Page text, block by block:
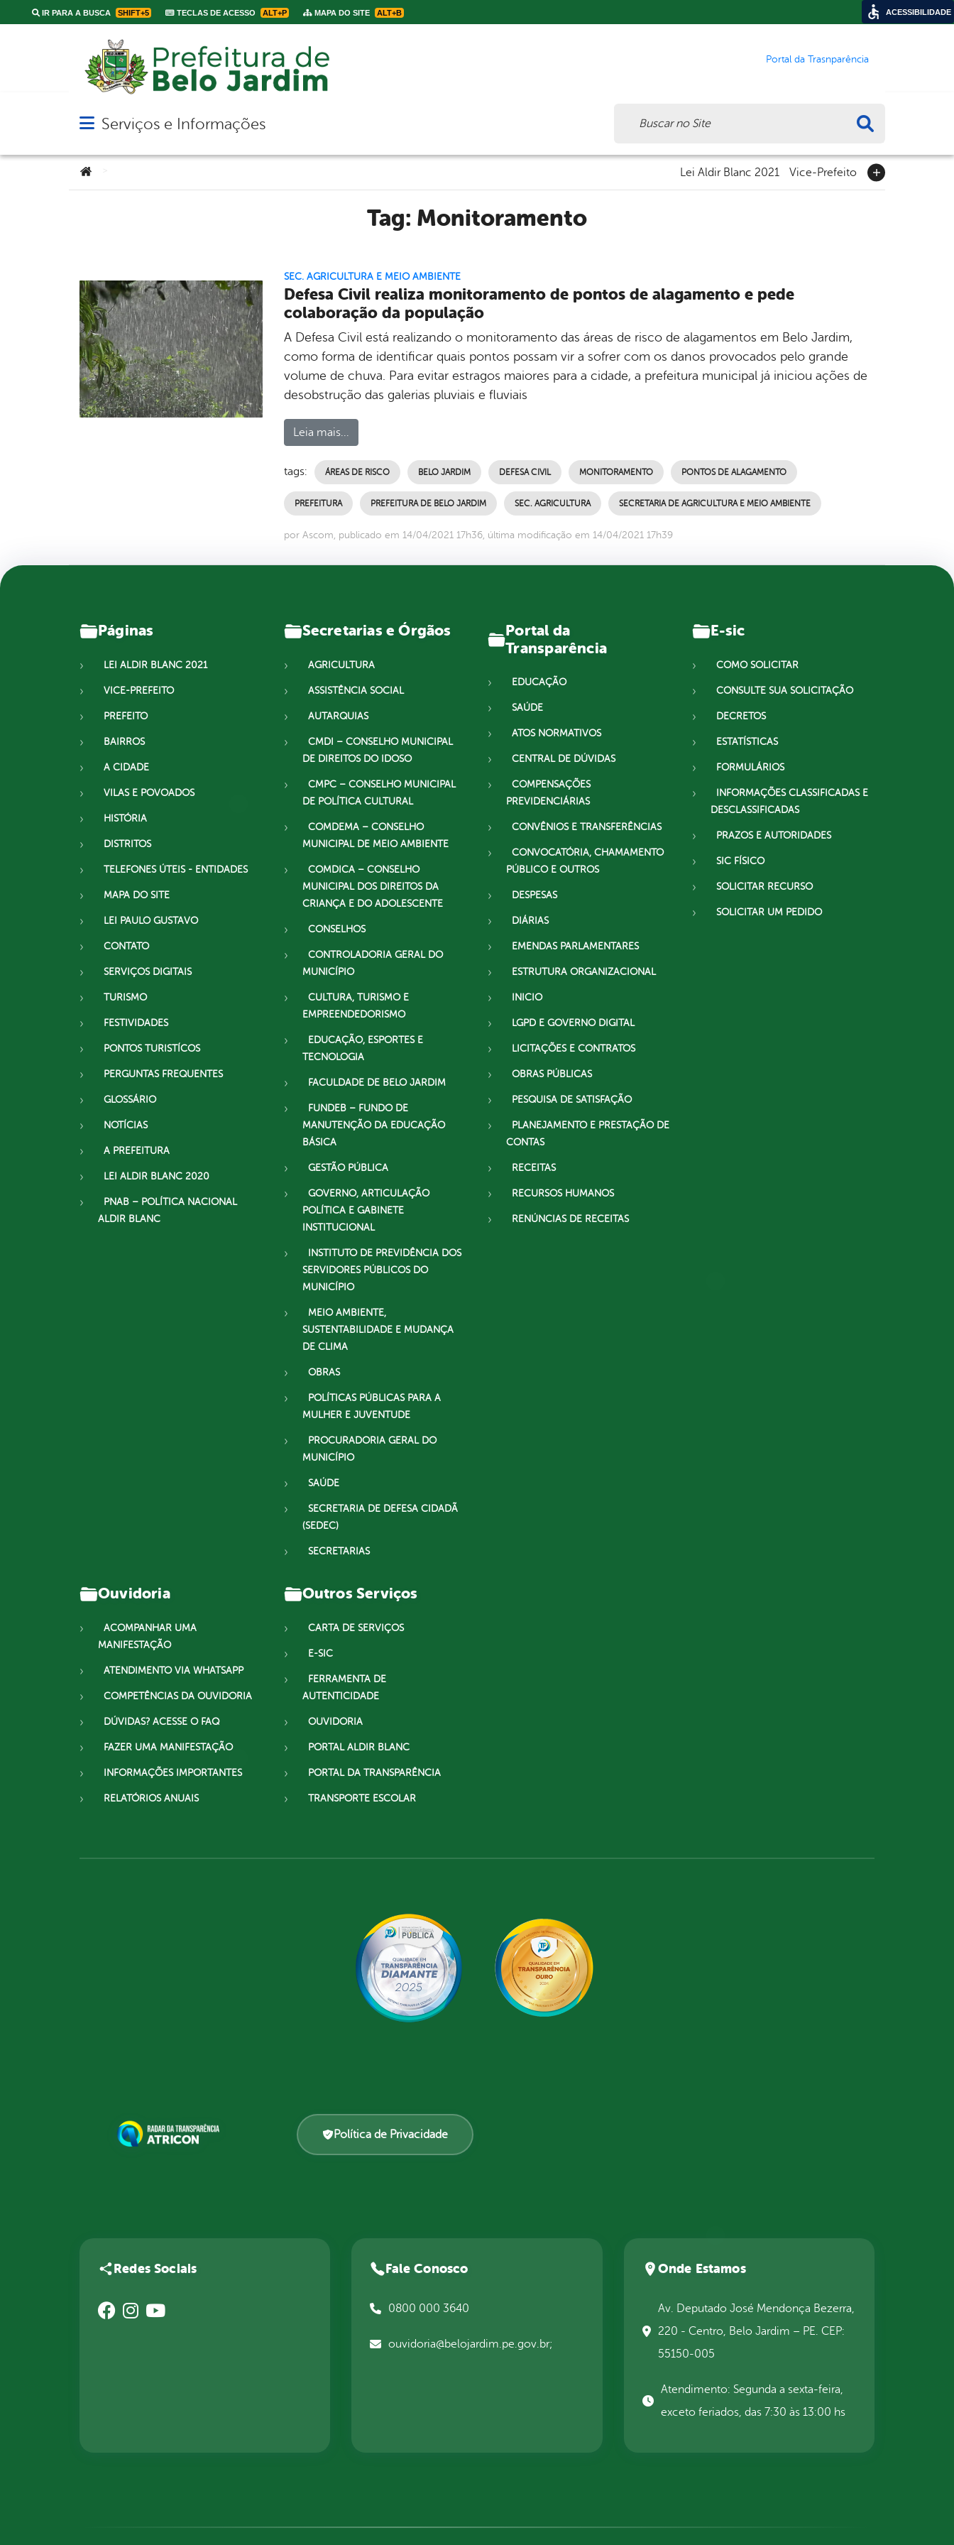
IR PARA A BUSCA SHIFT+5 TECLAS DE ACESSO ALT+P MAPA DO SITE ALT+B
Portal da Trasnparência
Abrir menu principal de navegação
Serviços e Informações
Você está aqui: Lei Aldir Blanc 2021 Vice-Prefeito
Tag: Monitoramento
SEC. AGRICULTURA E MEIO AMBIENTE
Defesa Civil realiza monitoramento de pontos de alagamento e pede
colaboração da população
A Defesa Civil está realizando o monitoramento das áreas de risco de alagamentos em Belo Jardim,
como forma de identificar quais pontos possam vir a sofrer com os danos provocados pelo grande
volume de chuva. Para evitar estragos maiores para a cidade, a prefeitura municipal já iniciou ações de
desobstrução das galerias pluviais e fluviais
Leia mais...
tags: ÁREAS DE RISCO BELO JARDIM DEFESA CIVIL MONITORAMENTO PONTOS DE ALAGAMENTO
PREFEITURA PREFEITURA DE BELO JARDIM SEC. AGRICULTURA SECRETARIA DE AGRICULTURA E MEIO AMBIENTE
por Ascom, publicado em 14/04/2021 17h36, última modificação em 14/04/2021 17h39
Páginas
LEI ALDIR BLANC 2021
VICE-PREFEITO
PREFEITO
BAIRROS
A CIDADE
VILAS E POVOADOS
HISTÓRIA
DISTRITOS
TELEFONES ÚTEIS - ENTIDADES
MAPA DO SITE
LEI PAULO GUSTAVO
CONTATO
SERVIÇOS DIGITAIS
TURISMO
FESTIVIDADES
PONTOS TURISTÍCOS
PERGUNTAS FREQUENTES
GLOSSÁRIO
NOTÍCIAS
A PREFEITURA
LEI ALDIR BLANC 2020
PNAB – POLÍTICA NACIONAL
ALDIR BLANC
Secretarias e Órgãos
AGRICULTURA
ASSISTÊNCIA SOCIAL
AUTARQUIAS
CMDI – CONSELHO MUNICIPAL
DE DIREITOS DO IDOSO
CMPC – CONSELHO MUNICIPAL
DE POLÍTICA CULTURAL
COMDEMA – CONSELHO
MUNICIPAL DE MEIO AMBIENTE
COMDICA – CONSELHO
MUNICIPAL DOS DIREITOS DA
CRIANÇA E DO ADOLESCENTE
CONSELHOS
CONTROLADORIA GERAL DO
MUNICÍPIO
CULTURA, TURISMO E
EMPREENDEDORISMO
EDUCAÇÃO, ESPORTES E
TECNOLOGIA
FACULDADE DE BELO JARDIM
FUNDEB – FUNDO DE
MANUTENÇÃO DA EDUCAÇÃO
BÁSICA
GESTÃO PÚBLICA
GOVERNO, ARTICULAÇÃO
POLÍTICA E GABINETE
INSTITUCIONAL
INSTITUTO DE PREVIDÊNCIA DOS
SERVIDORES PÚBLICOS DO
MUNICÍPIO
MEIO AMBIENTE,
SUSTENTABILIDADE E MUDANÇA
DE CLIMA
OBRAS
POLÍTICAS PÚBLICAS PARA A
MULHER E JUVENTUDE
PROCURADORIA GERAL DO
MUNICÍPIO
SAÚDE
SECRETARIA DE DEFESA CIDADÃ
(SEDEC)
SECRETARIAS
Portal da
Transparência
EDUCAÇÃO
SAÚDE
ATOS NORMATIVOS
CENTRAL DE DÚVIDAS
COMPENSAÇÕES
PREVIDENCIÁRIAS
CONVÊNIOS E TRANSFERÊNCIAS
CONVOCATÓRIA, CHAMAMENTO
PÚBLICO E OUTROS
DESPESAS
DIÁRIAS
EMENDAS PARLAMENTARES
ESTRUTURA ORGANIZACIONAL
INICIO
LGPD E GOVERNO DIGITAL
LICITAÇÕES E CONTRATOS
OBRAS PÚBLICAS
PESQUISA DE SATISFAÇÃO
PLANEJAMENTO E PRESTAÇÃO DE
CONTAS
RECEITAS
RECURSOS HUMANOS
RENÚNCIAS DE RECEITAS
E-sic
COMO SOLICITAR
CONSULTE SUA SOLICITAÇÃO
DECRETOS
ESTATÍSTICAS
FORMULÁRIOS
INFORMAÇÕES CLASSIFICADAS E
DESCLASSIFICADAS
PRAZOS E AUTORIDADES
SIC FÍSICO
SOLICITAR RECURSO
SOLICITAR UM PEDIDO
Ouvidoria
ACOMPANHAR UMA
MANIFESTAÇÃO
ATENDIMENTO VIA WHATSAPP
COMPETÊNCIAS DA OUVIDORIA
DÚVIDAS? ACESSE O FAQ
FAZER UMA MANIFESTAÇÃO
INFORMAÇÕES IMPORTANTES
RELATÓRIOS ANUAIS
Outros Serviços
CARTA DE SERVIÇOS
E-SIC
FERRAMENTA DE
AUTENTICIDADE
OUVIDORIA
PORTAL ALDIR BLANC
PORTAL DA TRANSPARÊNCIA
TRANSPORTE ESCOLAR
Política de Privacidade
Redes Sociais Fale Conosco
0800 000 3640
ouvidoria@belojardim.pe.gov.br;
Onde Estamos
Av. Deputado José Mendonça Bezerra,
220 - Centro, Belo Jardim – PE. CEP:
55150-005
Atendimento: Segunda a sexta-feira,
exceto feriados, das 7:30 às 13:00 hs
ACESSIBILIDADE